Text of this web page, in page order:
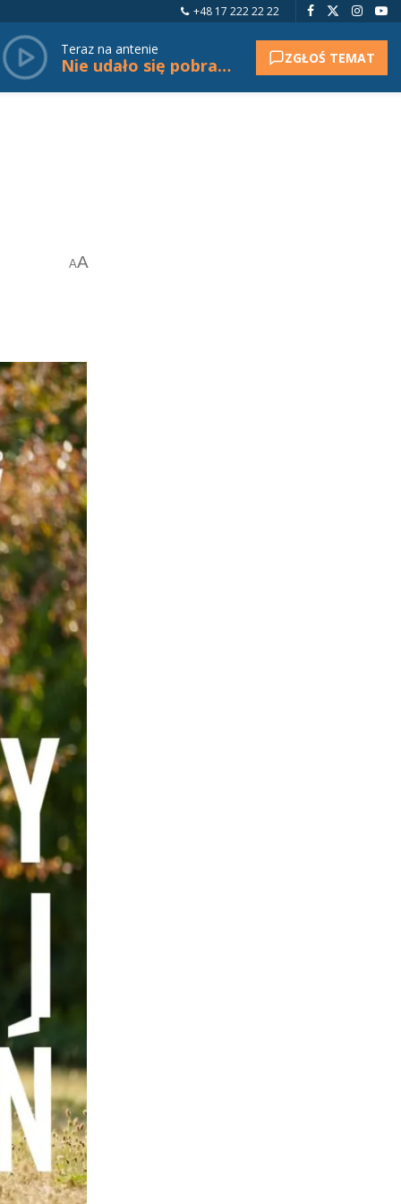
+48 17 222 22 22
Teraz na antenie
Nie udało się pobrać tytułu. ZGŁOŚ TEMAT
AA